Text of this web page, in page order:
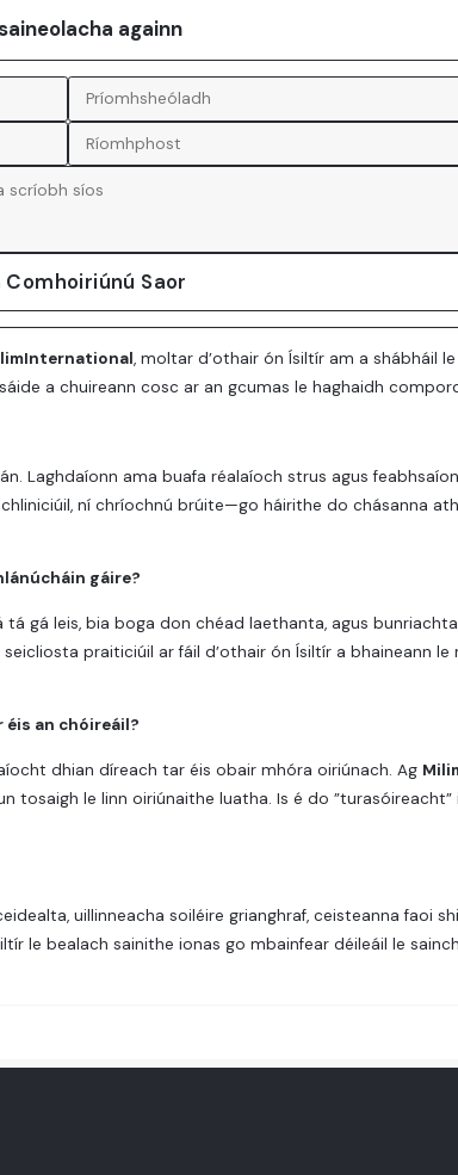
againn
Comhoiriúnú Saor
, moltar d’othair ón Ísiltír am a shábháil
a chuireann cosc ar an gcumas le haghaidh
Laghdaíonn ama buafa réalaíoch strus agus
ní chríochnú brúite—go háirithe do chásanna
gáire?
gá leis, bia boga don chéad laethanta, agus
seicliosta praiticiúil ar fáil d’othair ón Ísiltír a bhaineann le
éis an chóireáil?
dhian díreach tar éis obair mhóra oiriúnach. Ag
le linn oiriúnaithe luatha. Is é do ”turasóireacht”
uillinneacha soiléire grianghraf, ceisteanna faoi
le bealach sainithe ionas go mbainfear déileáil le